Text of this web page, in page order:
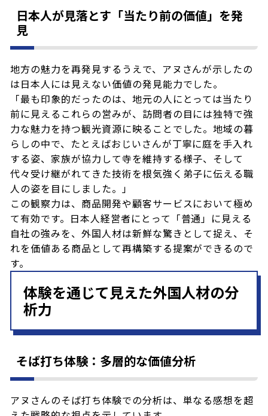
日本人が見落とす「当たり前の価値」を発
見
地方の魅力を再発見するうえで、アヌさんが示したの
は日本人には見えない価値の発見能力でした。
「最も印象的だったのは、地元の人にとっては当たり
前に見えるこれらの営みが、訪問者の目には独特で強
力な魅力を持つ観光資源に映ることでした。地域の暮
らしの中で、たとえばおじいさんが丁寧に庭を手入れ
する姿、家族が協力して寺を維持する様子、そして
代々受け継がれてきた技術を根気強く弟子に伝える職
人の姿を目にしました。」
この観察力は、商品開発や顧客サービスにおいて極め
て有効です。日本人経営者にとって「普通」に見える
自社の強みを、外国人材は新鮮な驚きとして捉え、そ
れを価値ある商品として再構築する提案ができるので
す。
体験を通じて見えた外国人材の分
析力
そば打ち体験：多層的な価値分析
アヌさんのそば打ち体験での分析は、単なる感想を超